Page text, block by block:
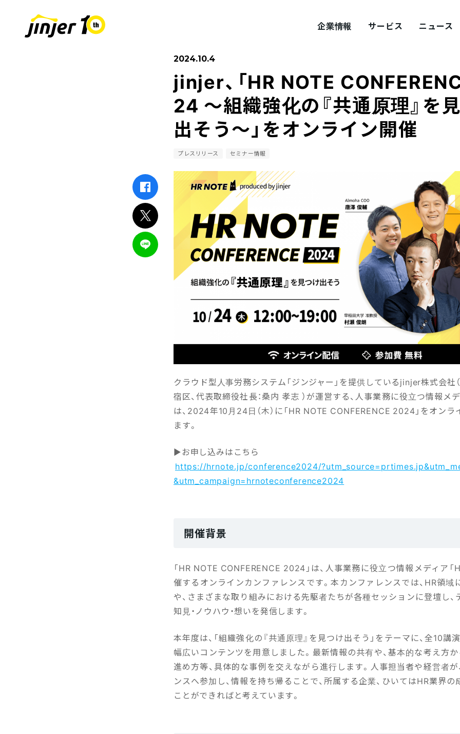
企業情報
COMPANY 会社概要
Statement Values
サービス ニュース
SUSTAINABILITY サステナビリティ
RECRUIT 採用情報
中途採用 プロダクト採用
2024.10.4
jinjer、「HR NOTE
24 〜組織強化の『共通原理』を
出そう～」をオンライン開催
プレスリリース セミナー情報
クラウド型人事労務システム「ジンジャー」を提供しているjinjer株式会社
宿区、代表取締役社長：桑内 孝志 ）が運営する、人事業務に役立つ情報メ
は、2024年10月24日（木）に「HR NOTE CONFERENCE 2024」をオン
ます。
▶お申し込みはこちら
https://hrnote.jp/conference2024/
&utm_campaign=hrnoteconference2024
開催背景
「HR NOTE CONFERENCE 2024」は、人事業務に役立つ情報メディア「
催するオンラインカンファレンスです。本カンファレンスでは、HR領域
や、さまざまな取り組みにおける先駆者たちが各種セッションに登壇し、
知見・ノウハウ・想いを発信します。
本年度は、「組織強化の『共通原理』を見つけ出そう」をテーマに、全10講
幅広いコンテンツを用意しました。最新情報の共有や、基本的な考え方か
進め方等、具体的な事例を交えながら進行します。人事担当者や経営者が
ンスへ参加し、情報を持ち帰ることで、所属する企業、ひいてはHR業界
ことができればと考えています。